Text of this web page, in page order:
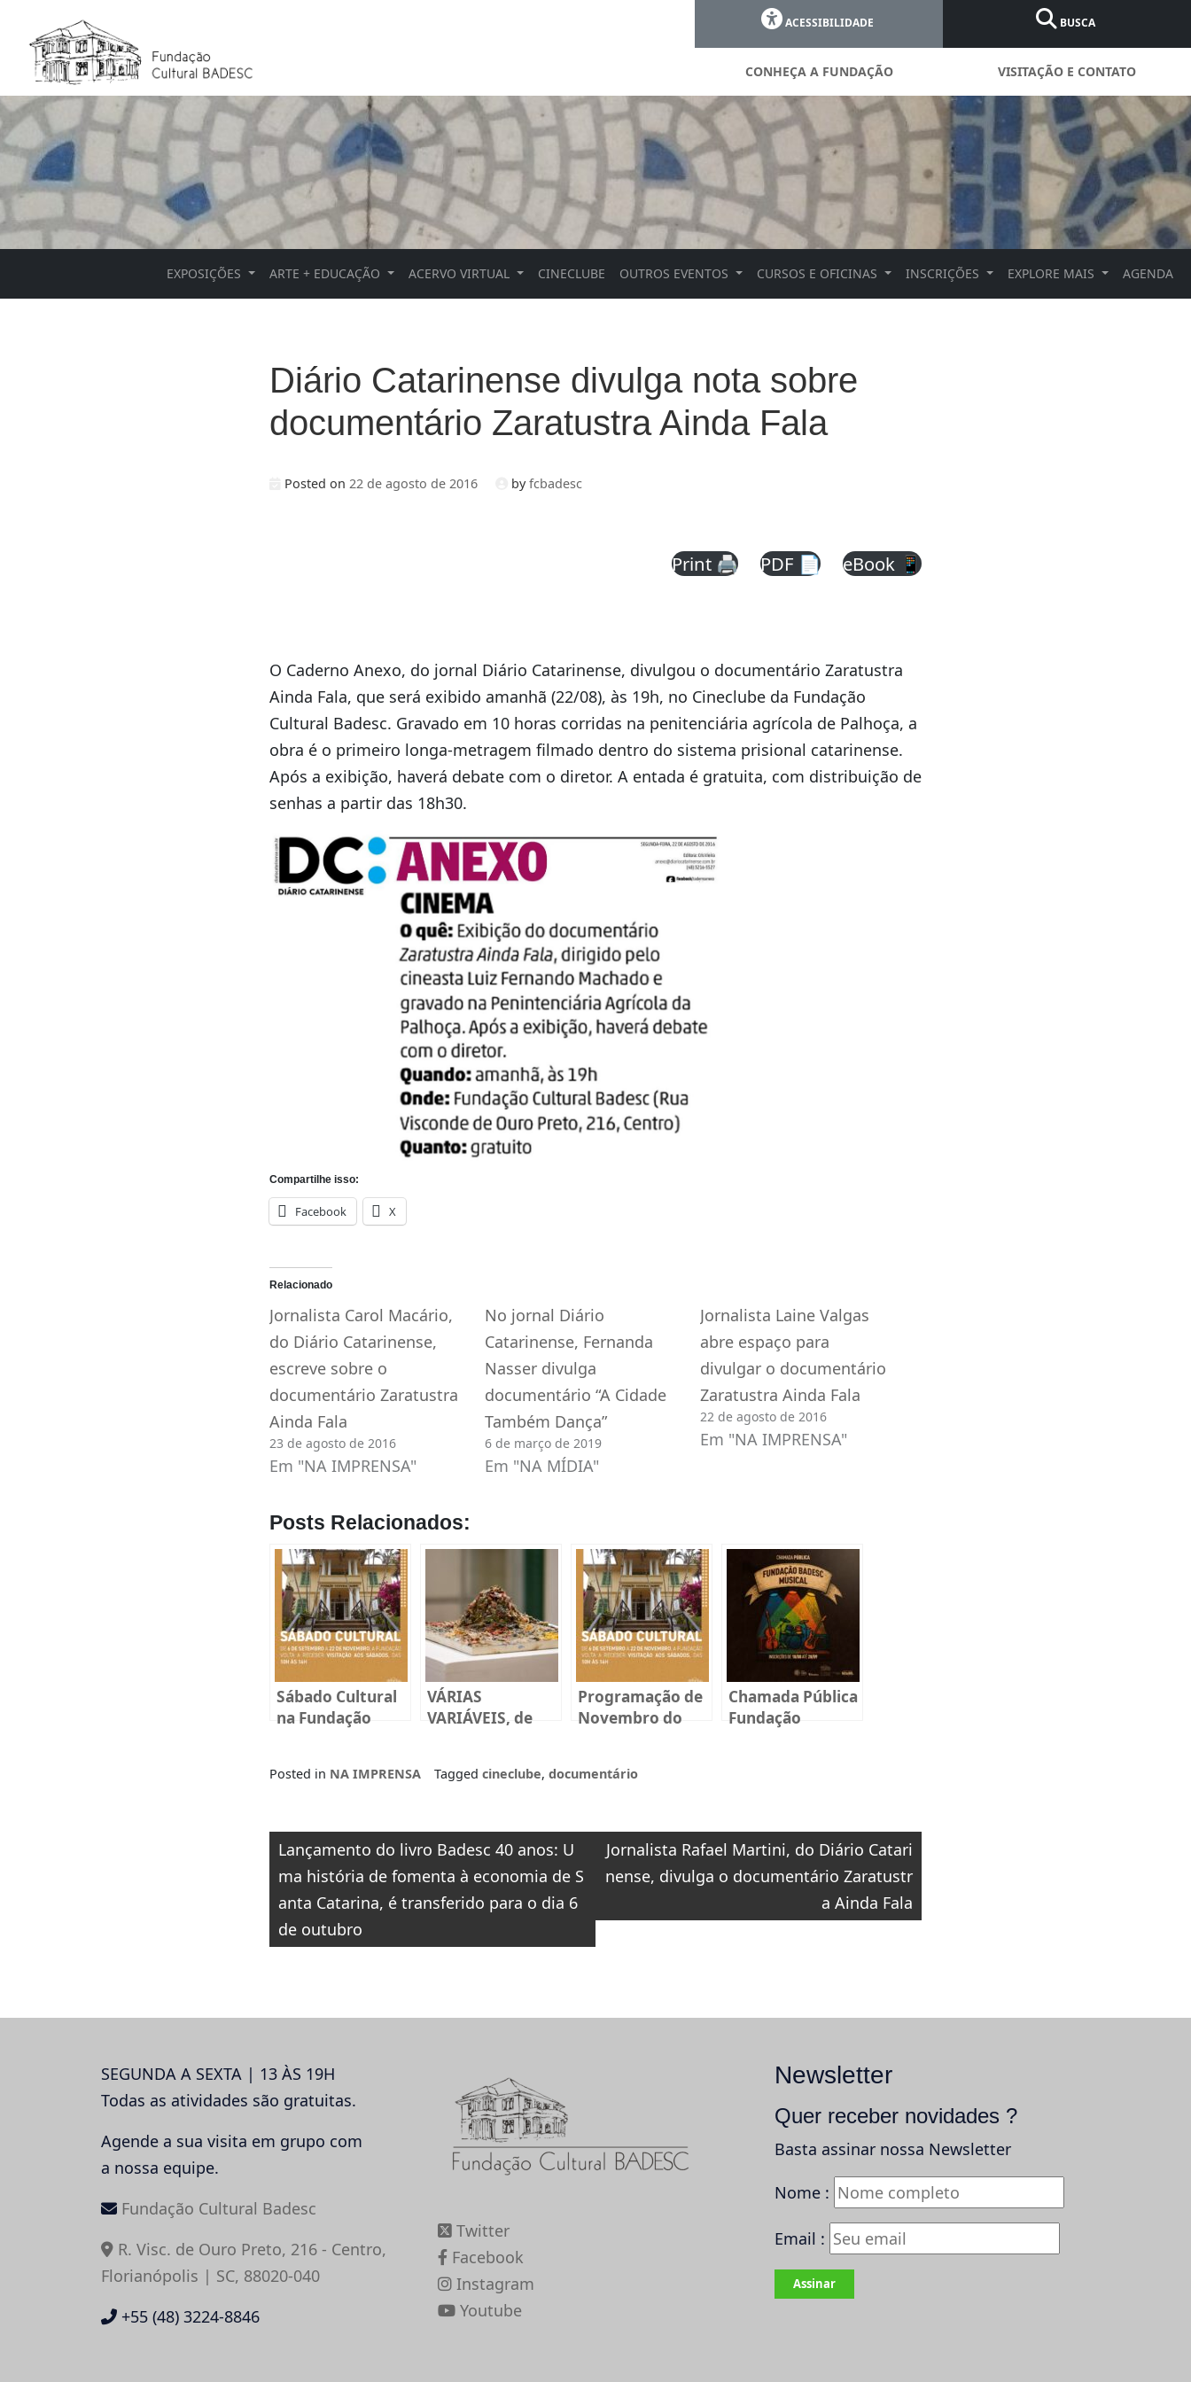
ACESSIBILIDADE BUSCA
CONHEÇA A FUNDAÇÃO VISITAÇÃO E CONTATO
EXPOSIÇÕES ARTE + EDUCAÇÃO ACERVO VIRTUAL CINECLUBE OUTROS EVENTOS CURSOS E OFICINAS INSCRIÇÕES EXPLORE MAIS AGENDA
Diário Catarinense divulga nota sobre
documentário Zaratustra Ainda Fala
Posted on 22 de agosto de 2016 byfcbadesc
Print 🖨 PDF 📄 eBook 📱
O Caderno Anexo, do jornal Diário Catarinense, divulgou o documentário Zaratustra
Ainda Fala, que será exibido amanhã (22/08), às 19h, no Cineclube da Fundação
Cultural Badesc. Gravado em 10 horas corridas na penitenciária agrícola de Palhoça, a
obra é o primeiro longa-metragem filmado dentro do sistema prisional catarinense.
Após a exibição, haverá debate com o diretor. A entada é gratuita, com distribuição de
senhas a partir das 18h30.
Compartilhe isso:
Facebook X
Relacionado
Jornalista Carol Macário,
do Diário Catarinense,
escreve sobre o
documentário Zaratustra
Ainda Fala
23 de agosto de 2016
Em "NA IMPRENSA"
No jornal Diário
Catarinense, Fernanda
Nasser divulga
documentário “A Cidade
Também Dança”
6 de março de 2019
Em "NA MÍDIA"
Jornalista Laine Valgas
abre espaço para
divulgar o documentário
Zaratustra Ainda Fala
22 de agosto de 2016
Em "NA IMPRENSA"
Posts Relacionados:
Sábado Cultural
na Fundação
VÁRIAS
VARIÁVEIS, de
Programação de
Novembro do
Chamada Pública
Fundação
Posted in NA IMPRENSA Tagged cineclube, documentário
Navegação
de
Post
Lançamento do livro Badesc 40 anos: U
ma história de fomenta à economia de S
anta Catarina, é transferido para o dia 6
de outubro
Jornalista Rafael Martini, do Diário Catari
nense, divulga o documentário Zaratustr
a Ainda Fala
SEGUNDA A SEXTA | 13 ÀS 19H
Todas as atividades são gratuitas.
Agende a sua visita em grupo com
a nossa equipe.
Fundação Cultural Badesc
R. Visc. de Ouro Preto, 216 - Centro,
Florianópolis | SC, 88020-040
+55 (48) 3224-8846
Twitter
Facebook
Instagram
Youtube
Newsletter
Quer receber novidades ?
Basta assinar nossa Newsletter
Nome :
Email :